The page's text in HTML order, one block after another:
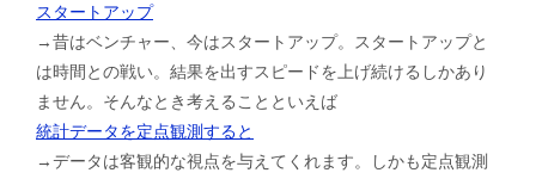
スタートアップ
→昔はベンチャー、今はスタートアップ。スタートアップと
は時間との戦い。結果を出すスピードを上げ続けるしかあり
ません。そんなとき考えることといえば
統計データを定点観測すると
→データは客観的な視点を与えてくれます。しかも定点観測